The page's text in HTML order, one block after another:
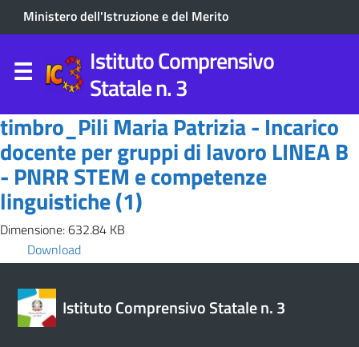
Ministero dell'Istruzione e del Merito
Istituto Comprensivo
Statale n. 3
timbro_Pili Maria Patrizia - Incarico
docente per gruppi di lavoro LINEA B
- PNRR STEM e competenze
linguistiche (1)
Dimensione: 632.84 KB
Download
Istituto Comprensivo Statale n. 3